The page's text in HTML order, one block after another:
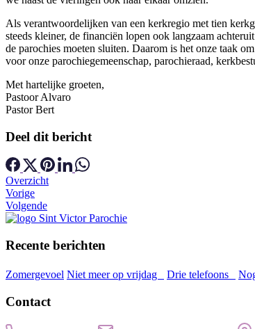
Als verantwoordelijken van een kerkregio met tien
steeds kleiner, de financiën lopen ook langzaam
de parochies moeten sluiten. Daarom is het onze taak
voor onze parochiegemeenschap, parochieraad,
Met hartelijke groeten,
Pastoor Alvaro
Pastor Bert
Deel dit bericht
Overzicht
Vorige
Volgende
Recente berichten
Zomergevoel Niet meer op vrijdag Drie telefoons
Contact